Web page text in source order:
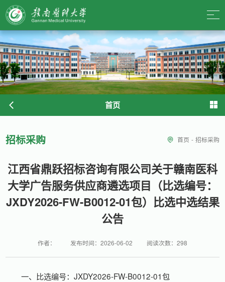
首页
招标采购 首页 - 招标采购
江西省鼎跃招标咨询有限公司关于赣南医科
大学广告服务供应商遴选项目（比选编号：
JXDY2026-FW-B0012-01包）比选中选结果
公告
作者： 发布时间：2026-06-02 阅读次数： 298
一、比选编号：JXDY2026-FW-B0012-01包